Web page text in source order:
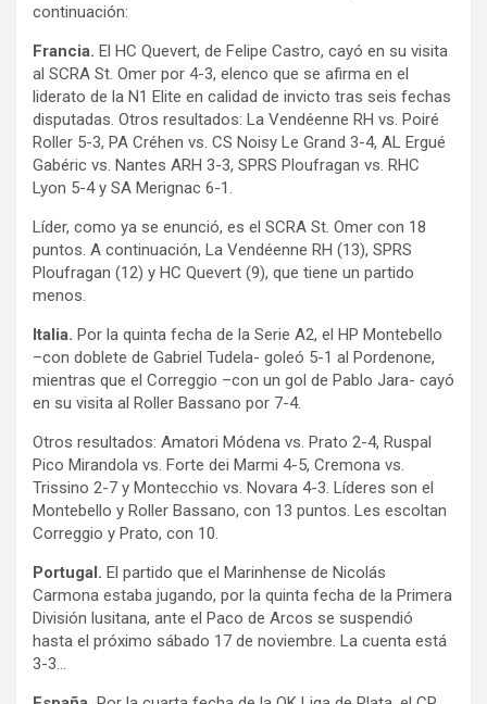
continuación:
Francia. El HC Quevert, de Felipe Castro, cayó en su visita
al SCRA St. Omer por 4-3, elenco que se afirma en el
liderato de la N1 Elite en calidad de invicto tras seis fechas
disputadas. Otros resultados: La Vendéenne RH vs. Poiré
Roller 5-3, PA Créhen vs. CS Noisy Le Grand 3-4, AL Ergué
Gabéric vs. Nantes ARH 3-3, SPRS Ploufragan vs. RHC
Lyon 5-4 y SA Merignac 6-1.
Líder, como ya se enunció, es el SCRA St. Omer con 18
puntos. A continuación, La Vendéenne RH (13), SPRS
Ploufragan (12) y HC Quevert (9), que tiene un partido
menos.
Italia. Por la quinta fecha de la Serie A2, el HP Montebello
–con doblete de Gabriel Tudela- goleó 5-1 al Pordenone,
mientras que el Correggio –con un gol de Pablo Jara- cayó
en su visita al Roller Bassano por 7-4.
Otros resultados: Amatori Módena vs. Prato 2-4, Ruspal
Pico Mirandola vs. Forte dei Marmi 4-5, Cremona vs.
Trissino 2-7 y Montecchio vs. Novara 4-3. Líderes son el
Montebello y Roller Bassano, con 13 puntos. Les escoltan
Correggio y Prato, con 10.
Portugal. El partido que el Marinhense de Nicolás
Carmona estaba jugando, por la quinta fecha de la Primera
División lusitana, ante el Paco de Arcos se suspendió
hasta el próximo sábado 17 de noviembre. La cuenta está
3-3…